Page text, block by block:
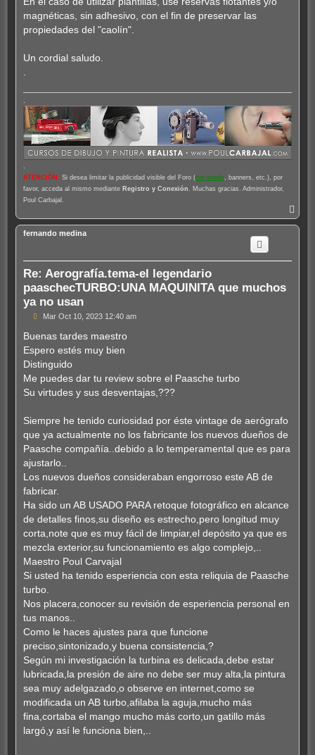
magnéticas, sin adhesivo, con el fin de preservar las
propiedades del "caolín".
Un cordial saludo.
.
ATENCIÓN : Si desea limitar la publicidad visible del Foro (hot-words , banners, etc.), por
favor, acceda al mismo mediante Registro y Conexión . Muchas gracias. Administrador,
Poul Carbajal.
r
r
fernando medina
Re: Aerografía.tema-el legendario
paaschecTURBO:UNA MAQUINITA que muchos
ya no usan
M
n
a
j
e
Mar Oct 10, 2023 12:40 am
Buenas tardes maestro
Espero estés muy bien
Distinguido
Me puedes dar tu review sobre el Paasche turbo
Su virtudes y sus desventajas,???
Siempre he tenido curiosidad por éste vintage de aerógrafo
que ya actualmente no los fabricante los nuevos dueños de
Paasche compañía..debido a lo temperamental que es para
ajustarlo..
Los nuevos dueños consideraban engorroso este AB de
fabricar.
Ha sido un AB USADO PARA retoque fotográfico en alcance
de detalles finos,su diseño es estrecho,pero longitud muy
corta,note que es muy fácil de limpiar,el depósito ya que es
mezcla exterior,su funcionamiento es algo complejo,..
Maestro Poul Carvajal
Si usted ha tenido esperiencia con esta reliquia de Paasche
turbo.
Nos placera,conocer su revisión de esperiencia personal en
tus manos..
Como le haces ajustes para que funcione
preciso,sintonizado,y buena consistencia,?
Según mi investigación la turbina es delicada,debe estar
lubricada,la presión de aire no debe ser muy alta,la pintura
sea muy adelgazado,o observe en internet,como se
modificada un AB turbo,afilaba la aguja,mucho más
fina,cortaba el mango mucho más corto,un gatillo más
largó,y así le funciona bien,..